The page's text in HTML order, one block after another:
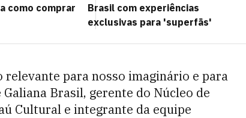
como comprar
Brasil com experiências
exclusivas para 'superfãs'
para nosso imaginário e para
Brasil, gerente do Núcleo de
Cultural e integrante da equipe